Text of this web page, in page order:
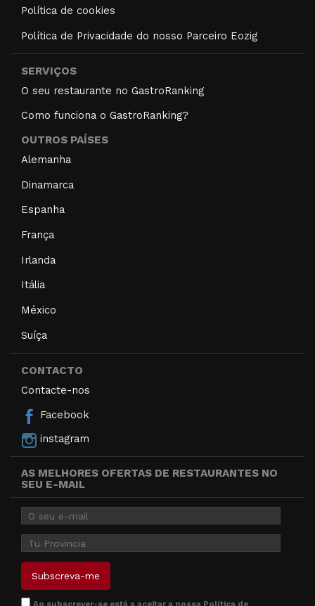
Política de cookies
Política de Privacidade do nosso Parceiro Eozig
SERVIÇOS
O seu restaurante no GastroRanking
Como funciona o GastroRanking?
OUTROS PAÍSES
Alemanha
Dinamarca
Espanha
França
Irlanda
Itália
México
Suíça
CONTACTO
Contacte-nos
Facebook
instagram
AS MELHORES OFERTAS DE RESTAURANTES NO
SEU E-MAIL
Ao subscrever-se está a aceitar a nossa Política de